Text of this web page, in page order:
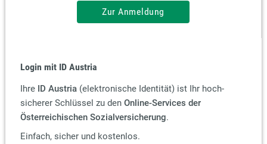
Zur Anmeldung
Login mit ID Austria
Ihre ID Austria(elektronische Identität) ist Ihr hoch-
sicherer Schlüssel zu den Online-Services der
Österreichischen Sozialversicherung.
Einfach, sicher und kostenlos.